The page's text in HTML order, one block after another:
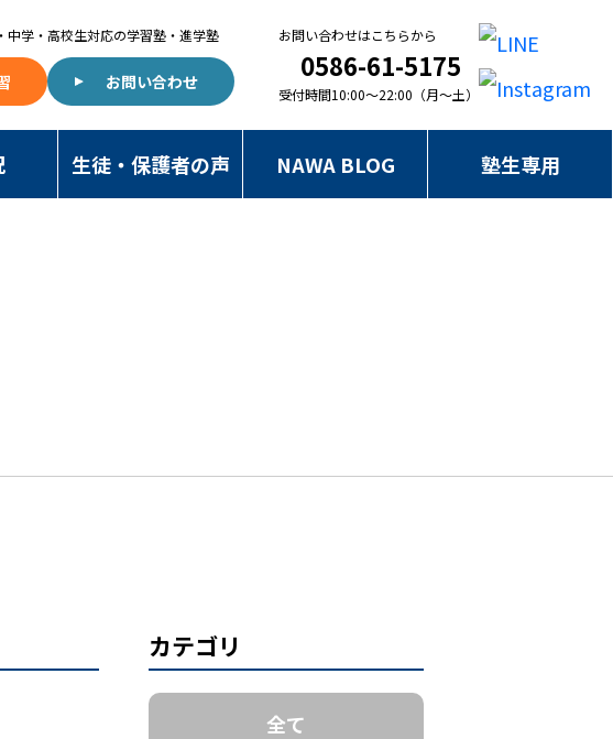
中学・高校生対応の学習塾・進学塾
お問い合わせ
お問い合わせはこちらから
0586-61-5175
受付時間10:00～22:00（月～土）
生徒・保護者の声 NAWA BLOG 塾生専用
カテゴリ
全て